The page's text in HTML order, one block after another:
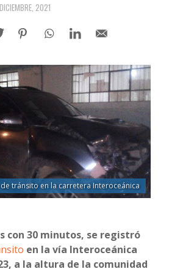
2021
tránsito en la carretera Interoceánica
con 30 minutos, se registró
en la vía Interoceánica
a la altura de la comunidad